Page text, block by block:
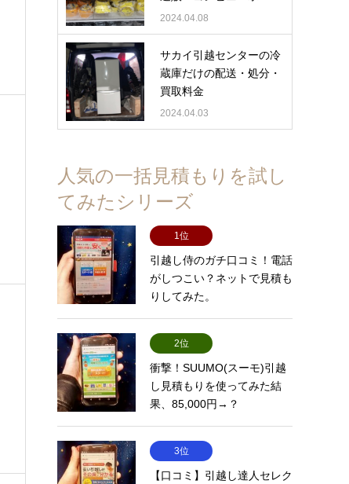
ム…
2024.04.08
サカイ引越センターの冷
蔵庫だけの配送・処分・
買取料金
2024.04.03
人気の一括見積もりを試し
てみたシリーズ
1位
引越し侍のガチ口コミ！電話
がしつこい？ネットで見積も
りしてみた。
2位
衝撃！SUUMO(スーモ)引越
し見積もりを使ってみた結
果、85,000円→？
3位
【口コミ】引越し達人セレク